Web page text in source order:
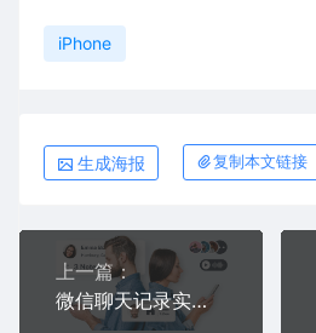
iPhone
生成海报 复制本文链接
上一篇：
微信聊天记录实时同步软件——他发消息，你同步看